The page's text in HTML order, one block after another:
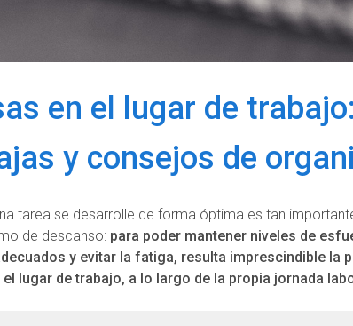
en el lugar de trabajo:
y consejos de
tarea se desarrolle de forma óptima es tan
de descanso: para poder mantener niveles de
y evitar la fatiga, resulta imprescindible la
el lugar de trabajo, a lo largo de la propia jornada